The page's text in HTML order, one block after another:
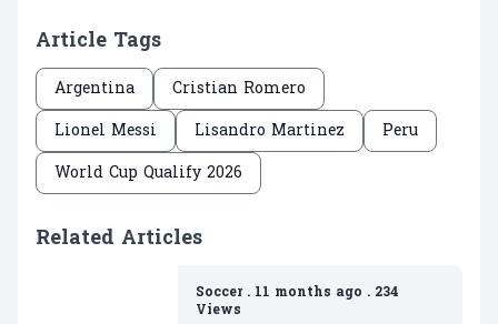
Article Tags
Argentina
Cristian Romero
Lionel Messi
Lisandro Martinez
Peru
World Cup Qualify 2026
Related Articles
Soccer. 11 months ago . 234
Views